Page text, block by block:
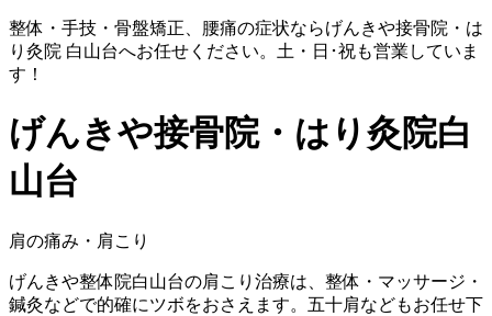
整体・手技・骨盤矯正、腰痛の症状ならげんきや接骨院・は
り灸院 白山台へお任せください。土・日･祝も営業していま
す！
げんきや接骨院・はり灸院白
山台
肩の痛み・肩こり
げんきや整体院白山台の肩こり治療は、整体・マッサージ・
鍼灸などで的確にツボをおさえます。五十肩などもお任せ下